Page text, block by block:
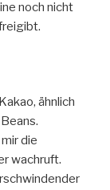
noch nicht
ähnlich
die
wachruft.